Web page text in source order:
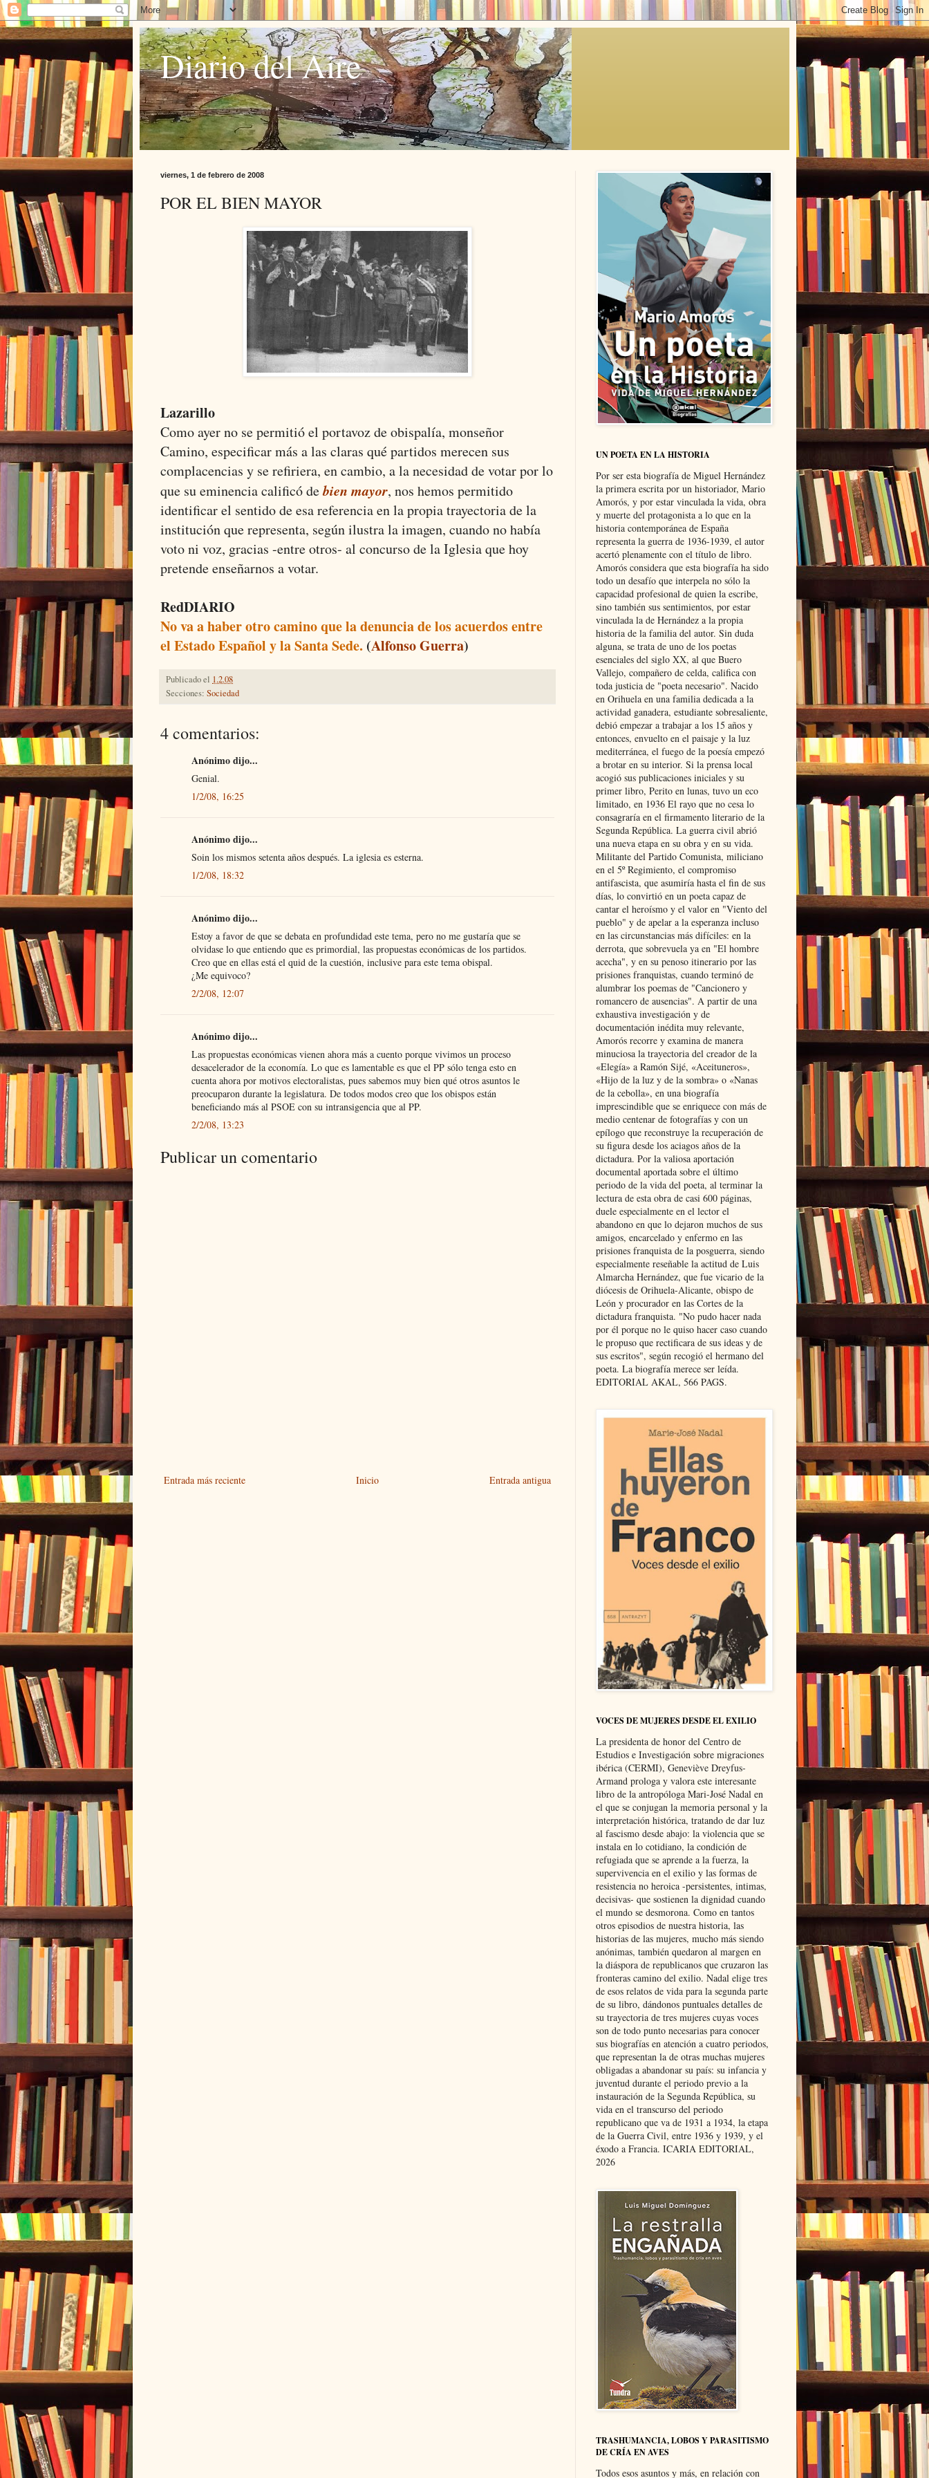
Diario del Aire
viernes, 1 de febrero de 2008
POR EL BIEN MAYOR
Lazarillo
Como ayer no se permitió el portavoz de obispalía, monseñor
Camino, especificar más a las claras qué partidos merecen sus
complacencias y se refiriera, en cambio, a la necesidad de votar por lo
que su eminencia calificó debien mayor, nos hemos permitido
identificar el sentido de esa referencia en la propia trayectoria de la
institución que representa, según ilustra la imagen, cuando no había
voto ni voz, gracias -entre otros- al concurso de la Iglesia que hoy
pretende enseñarnos a votar.
RedDIARIO
No va a haber otro camino que la denuncia de los acuerdos entre
el Estado Español y la Santa Sede. (Alfonso Guerra)
Publicado el 1.2.08
Secciones: Sociedad
4 comentarios:
Anónimo dijo...
Genial.
1/2/08, 16:25
Anónimo dijo...
Soin los mismos setenta años después. La iglesia es esterna.
1/2/08, 18:32
Anónimo dijo...
Estoy a favor de que se debata en profundidad este tema, pero no me gustaría que se
olvidase lo que entiendo que es primordial, las propuestas económicas de los partidos.
Creo que en ellas está el quid de la cuestión, inclusive para este tema obispal.
¿Me equivoco?
2/2/08, 12:07
Anónimo dijo...
Las propuestas económicas vienen ahora más a cuento porque vivimos un proceso
desacelerador de la economía. Lo que es lamentable es que el PP sólo tenga esto en
cuenta ahora por motivos electoralistas, pues sabemos muy bien qué otros asuntos le
preocuparon durante la legislatura. De todos modos creo que los obispos están
beneficiando más al PSOE con su intransigencia que al PP.
2/2/08, 13:23
Publicar un comentario
Entrada más reciente Entrada antigua
Inicio
UN POETA EN LA HISTORIA
Por ser esta biografía de Miguel Hernández
la primera escrita por un historiador, Mario
Amorós, y por estar vinculada la vida, obra
y muerte del protagonista a lo que en la
historia contemporánea de España
representa la guerra de 1936-1939, el autor
acertó plenamente con el título de libro.
Amorós considera que esta biografía ha sido
todo un desafío que interpela no sólo la
capacidad profesional de quien la escribe,
sino también sus sentimientos, por estar
vinculada la de Hernández a la propia
historia de la familia del autor. Sin duda
alguna, se trata de uno de los poetas
esenciales del siglo XX, al que Buero
Vallejo, compañero de celda, califica con
toda justicia de "poeta necesario". Nacido
en Orihuela en una familia dedicada a la
actividad ganadera, estudiante sobresaliente,
debió empezar a trabajar a los 15 años y
entonces, envuelto en el paisaje y la luz
mediterránea, el fuego de la poesía empezó
a brotar en su interior. Si la prensa local
acogió sus publicaciones iniciales y su
primer libro, Perito en lunas, tuvo un eco
limitado, en 1936 El rayo que no cesa lo
consagraría en el firmamento literario de la
Segunda República. La guerra civil abrió
una nueva etapa en su obra y en su vida.
Militante del Partido Comunista, miliciano
en el 5º Regimiento, el compromiso
antifascista, que asumiría hasta el fin de sus
días, lo convirtió en un poeta capaz de
cantar el heroísmo y el valor en "Viento del
pueblo" y de apelar a la esperanza incluso
en las circunstancias más difíciles: en la
derrota, que sobrevuela ya en "El hombre
acecha", y en su penoso itinerario por las
prisiones franquistas, cuando terminó de
alumbrar los poemas de "Cancionero y
romancero de ausencias". A partir de una
exhaustiva investigación y de
documentación inédita muy relevante,
Amorós recorre y examina de manera
minuciosa la trayectoria del creador de la
«Elegía» a Ramón Sijé, «Aceituneros»,
«Hijo de la luz y de la sombra» o «Nanas
de la cebolla», en una biografía
imprescindible que se enriquece con más de
medio centenar de fotografías y con un
epílogo que reconstruye la recuperación de
su figura desde los aciagos años de la
dictadura. Por la valiosa aportación
documental aportada sobre el último
periodo de la vida del poeta, al terminar la
lectura de esta obra de casi 600 páginas,
duele especialmente en el lector el
abandono en que lo dejaron muchos de sus
amigos, encarcelado y enfermo en las
prisiones franquista de la posguerra, siendo
especialmente reseñable la actitud de Luis
Almarcha Hernández, que fue vicario de la
diócesis de Orihuela-Alicante, obispo de
León y procurador en las Cortes de la
dictadura franquista. "No pudo hacer nada
por él porque no le quiso hacer caso cuando
le propuso que rectificara de sus ideas y de
sus escritos", según recogió el hermano del
poeta. La biografía merece ser leída.
EDITORIAL AKAL, 566 PAGS.
VOCES DE MUJERES DESDE EL EXILIO
La presidenta de honor del Centro de
Estudios e Investigación sobre migraciones
ibérica (CERMI), Geneviève Dreyfus-
Armand prologa y valora este interesante
libro de la antropóloga Mari-José Nadal en
el que se conjugan la memoria personal y la
interpretación histórica, tratando de dar luz
al fascismo desde abajo: la violencia que se
instala en lo cotidiano, la condición de
refugiada que se aprende a la fuerza, la
supervivencia en el exilio y las formas de
resistencia no heroica -persistentes, intimas,
decisivas- que sostienen la dignidad cuando
el mundo se desmorona. Como en tantos
otros episodios de nuestra historia, las
historias de las mujeres, mucho más siendo
anónimas, también quedaron al margen en
la diáspora de republicanos que cruzaron las
fronteras camino del exilio. Nadal elige tres
de esos relatos de vida para la segunda parte
de su libro, dándonos puntuales detalles de
su trayectoria de tres mujeres cuyas voces
son de todo punto necesarias para conocer
sus biografías en atención a cuatro periodos,
que representan la de otras muchas mujeres
obligadas a abandonar su país: su infancia y
juventud durante el periodo previo a la
instauración de la Segunda República, su
vida en el transcurso del periodo
republicano que va de 1931 a 1934, la etapa
de la Guerra Civil, entre 1936 y 1939, y el
éxodo a Francia. ICARIA EDITORIAL,
2026
TRASHUMANCIA, LOBOS Y PARASITISMO
DE CRÍA EN AVES
Todos esos asuntos y más, en relación con